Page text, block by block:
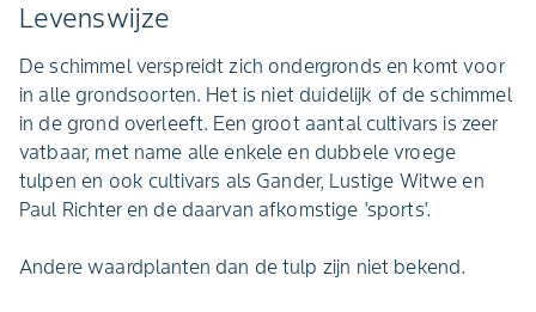
Levenswijze
De schimmel verspreidt zich ondergronds en komt voor
in alle grondsoorten. Het is niet duidelijk of de schimmel
in de grond overleeft. Een groot aantal cultivars is zeer
vatbaar, met name alle enkele en dubbele vroege
tulpen en ook cultivars als Gander, Lustige Witwe en
Paul Richter en de daarvan afkomstige 'sports'.
Andere waardplanten dan de tulp zijn niet bekend.